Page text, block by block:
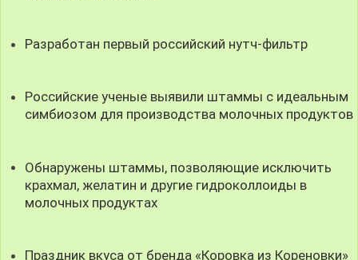
Разработан первый российский нутч-фильтр
Российские ученые выявили штаммы с идеальным
симбиозом для производства молочных продуктов
Обнаружены штаммы, позволяющие исключить
крахмал, желатин и другие гидроколлоиды в
молочных продуктах
Праздник вкуса от бренда «Коровка из Кореновки»